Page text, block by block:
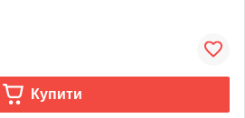
Купити